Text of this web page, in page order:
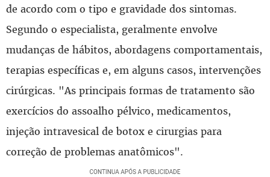
de acordo com o tipo e gravidade dos sintomas.
Segundo o especialista, geralmente envolve
mudanças de hábitos, abordagens comportamentais,
terapias específicas e, em alguns casos, intervenções
cirúrgicas. "As principais formas de tratamento são
exercícios do assoalho pélvico, medicamentos,
injeção intravesical de botox e cirurgias para
correção de problemas anatômicos".